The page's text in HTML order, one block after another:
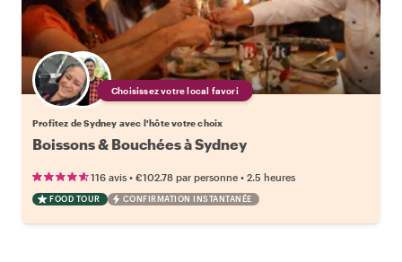
Choisissez votre local favori
Profitez de Sydney avec l'hôte votre choix
Boissons & Bouchées à Sydney
116 avis • €102.78 par personne • 2.5 heures
FOOD TOUR CONFIRMATION INSTANTANÉE